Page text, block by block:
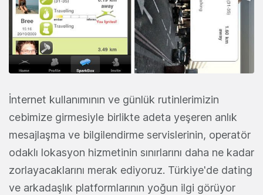
İnternet kullanımının ve günlük rutinlerimizin
cebimize girmesiyle birlikte adeta yeşeren anlık
mesajlaşma ve bilgilendirme servislerinin, operatör
odaklı lokasyon hizmetinin sınırlarını daha ne kadar
zorlayacaklarını merak ediyoruz. Türkiye'de dating
ve arkadaşlık platformlarının yoğun ilgi görüyor